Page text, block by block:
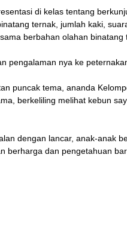
di kelas tentang
ternak, jumlah kaki,
berbahan olahan binatang
pengalaman nya ke
puncak tema, ananda
berkeliling melihat kebun
dengan lancar, anak-anak
berharga dan pengetahuan